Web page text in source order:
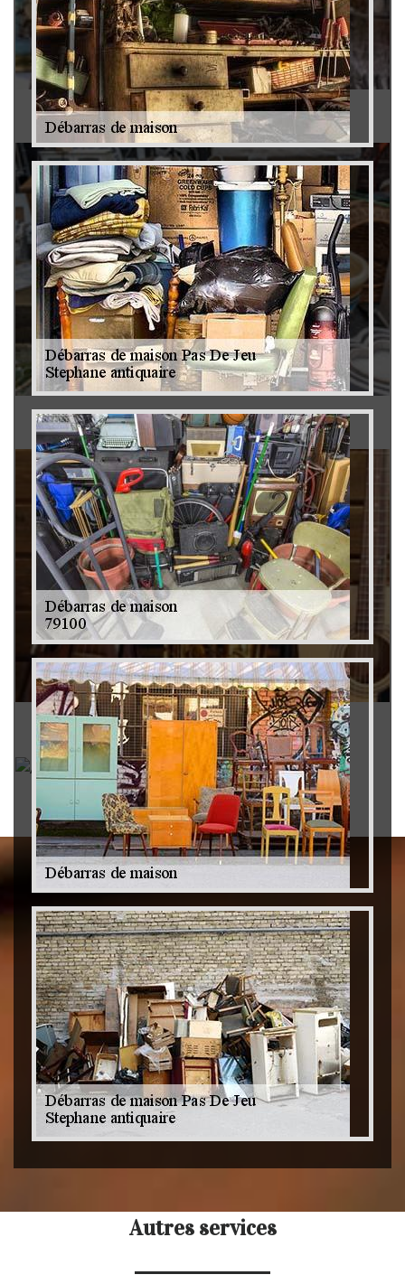
Antiquaire 79
Brocanteur 79
Rachat instrument de musique 79
Achat antiquité 79
Autres services